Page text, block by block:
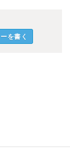
を書く